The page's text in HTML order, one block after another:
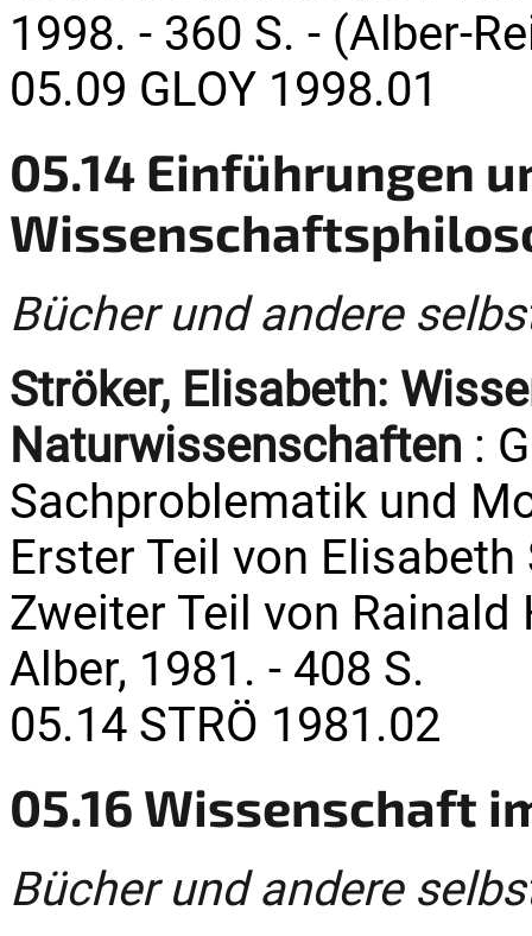
1998. - 360 S. - (Alber-
05.09 GLOY 1998.01
05.14 Einführungen
Bücher und andere
Ströker, Elisabeth:
Naturwissenschaften :
Sachproblematik und
Erster Teil von
Zweiter Teil von Rainald
Alber, 1981. - 408 S.
05.14 STRÖ 1981.02
05.16 Wissenschaft
Bücher und andere